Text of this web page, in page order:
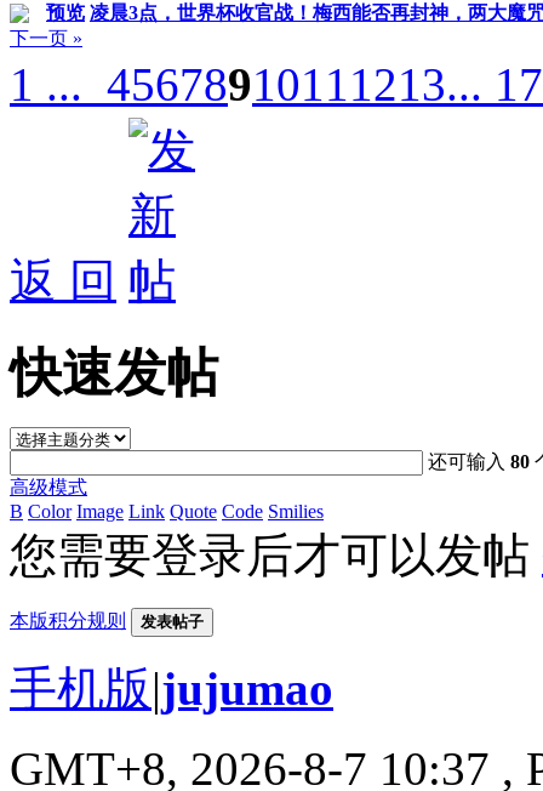
预览 凌晨3点，世界杯收官战！梅西能否再封神，两大魔
下一页 »
1 ... 45678910111213...
返 回
快速发帖
还可输入80
高级模式
B Color Image Link Quote Code Smilies
您需要登录后才可以发帖
本版积分规则 发表帖子
手机版|jujumao
GMT+8, 2026-8-7 10:37 ,